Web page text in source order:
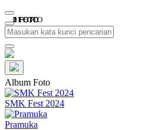
Album Foto
11 FOTO
SMK Fest 2024
2 FOTO
Pramuka
1 FOTO
2 FOTO
0 FOTO